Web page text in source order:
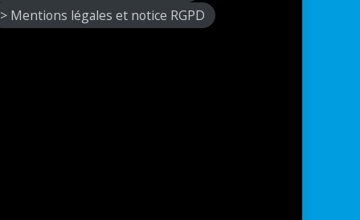
> Mentions légales et notice RGPD